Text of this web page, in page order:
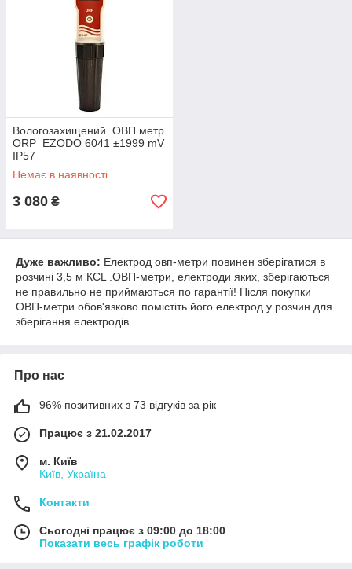
Вологозахищений ОВП метр
ORP EZODO 6041 ±1999 mV
IP57
Немає в наявності
3 080 ₴
Дуже важливо: Електрод овп-метри повинен зберігатися в
розчині 3,5 м КСL .ОВП-метри, електроди яких, зберігаються
не правильно не приймаються по гарантії! Після покупки
ОВП-метри обов'язково помістіть його електрод у розчин для
зберігання електродів.
Про нас
96% позитивних з 73 відгуків за рік
Працює з 21.02.2017
м. Київ
Київ, Україна
Контакти
Сьогодні працює з 09:00 до 18:00
Показати весь графік роботи